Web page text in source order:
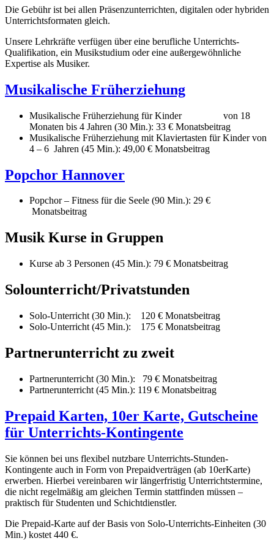
Die Gebühr ist bei allen Präsenzunterrichten, digitalen oder hybriden
Unterrichtsformaten gleich.
Unsere Lehrkräfte verfügen über eine berufliche Unterrichts-
Qualifikation, ein Musikstudium oder eine außergewöhnliche
Expertise als Musiker.
Musikalische Früherziehung
Musikalische Früherziehung für Kinder von 18
Monaten bis 4 Jahren (30 Min.): 33 € Monatsbeitrag
Musikalische Früherziehung mit Klaviertasten für Kinder von
4 – 6 Jahren (45 Min.): 49,00 € Monatsbeitrag
Popchor Hannover
Popchor – Fitness für die Seele (90 Min.): 29 €
Monatsbeitrag
Musik Kurse in Gruppen
Kurse ab 3 Personen (45 Min.): 79 € Monatsbeitrag
Solounterricht/Privatstunden
Solo-Unterricht (30 Min.): 120 € Monatsbeitrag
Solo-Unterricht (45 Min.): 175 € Monatsbeitrag
Partnerunterricht zu zweit
Partnerunterricht (30 Min.): 79 € Monatsbeitrag
Partnerunterricht (45 Min.): 119 € Monatsbeitrag
Prepaid Karten, 10er Karte, Gutscheine
für Unterrichts-Kontingente
Sie können bei uns flexibel nutzbare Unterrichts-Stunden-
Kontingente auch in Form von Prepaidverträgen (ab 10erKarte)
erwerben. Hierbei vereinbaren wir längerfristig Unterrichtstermine,
die nicht regelmäßig am gleichen Termin stattfinden müssen –
praktisch für Studenten und Schichtdienstler.
Die Prepaid-Karte auf der Basis von Solo-Unterrichts-Einheiten (30
Min.) kostet 440 €.